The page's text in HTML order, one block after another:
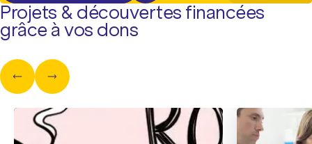
Projets & découvertes financées
grâce à vos dons